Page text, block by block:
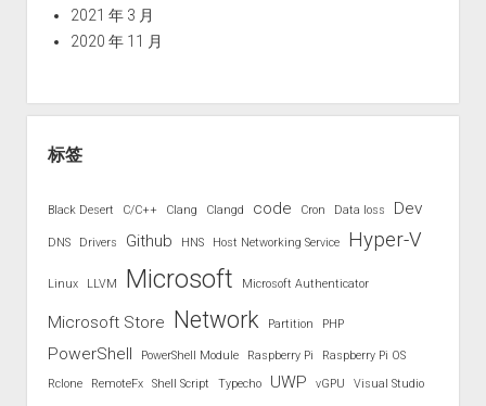
2021 年 3 月
2020 年 11 月
标签
Black Desert C/C++ Clang Clangd code Cron Data loss Dev
DNS Drivers Github HNS Host Networking Service Hyper-V
Linux LLVM Microsoft Microsoft Authenticator
Microsoft Store Network Partition PHP
PowerShell PowerShell Module Raspberry Pi
Raspberry Pi OS
Rclone
RemoteFx Shell Script Typecho UWP vGPU Visual Studio